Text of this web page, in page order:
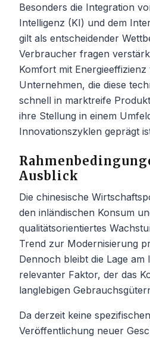
Besonders die Integration
Intelligenz (KI) und dem
gilt als entscheidender
Verbraucher fragen
Komfort mit Energieeffizienz
Unternehmen, die diese
schnell in marktreife
ihre Stellung in einem
Innovationszyklen geprägt
Ausblick
Die chinesische
den inländischen Konsum
qualitätsorientiertes
Trend zur Modernisierung
Dennoch bleibt die Lage am
relevanter Faktor, der das
langlebigen
Da derzeit keine
Veröffentlichung neuer